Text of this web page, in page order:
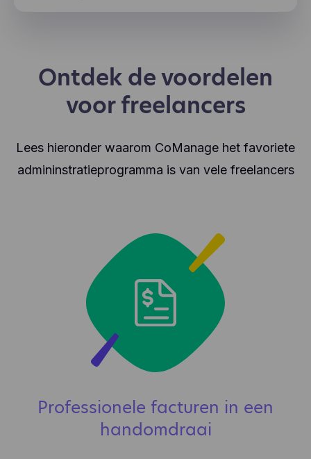
Ontdek de voordelen
voor freelancers
Lees hieronder waarom CoManage het favoriete
admininstratieprogramma is van vele freelancers
Professionele facturen in een
handomdraai